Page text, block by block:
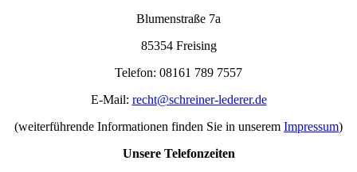
Blumenstraße 7a
85354 Freising
Telefon: 08161 789 7557
E-Mail: recht@schreiner-lederer.de
(weiterführende Informationen finden Sie in unserem Impressum)
Unsere Telefonzeiten